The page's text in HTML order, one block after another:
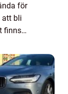
för
att bli
finns